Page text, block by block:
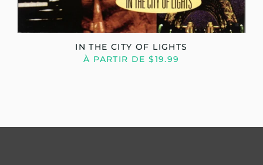
IN THE CITY OF LIGHTS
À PARTIR DE $19.99